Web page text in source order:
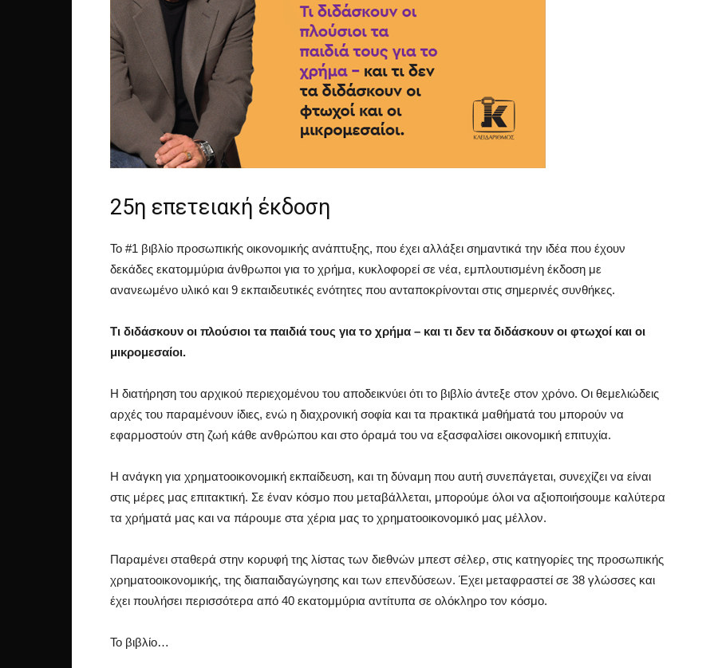
25η επετειακή έκδοση
Το #1 βιβλίο προσωπικής οικονομικής ανάπτυξης, που έχει αλλάξει σημαντικά την ιδέα που έχουν
δεκάδες εκατομμύρια άνθρωποι για το χρήμα, κυκλοφορεί σε νέα, εμπλουτισμένη έκδοση με
ανανεωμένο υλικό και 9 εκπαιδευτικές ενότητες που ανταποκρίνονται στις σημερινές συνθήκες.
Τι διδάσκουν οι πλούσιοι τα παιδιά τους για το χρήμα – και τι δεν τα διδάσκουν οι φτωχοί και οι
μικρομεσαίοι.
Η διατήρηση του αρχικού περιεχομένου του αποδεικνύει ότι το βιβλίο άντεξε στον χρόνο. Οι θεμελιώδεις
αρχές του παραμένουν ίδιες, ενώ η διαχρονική σοφία και τα πρακτικά μαθήματά του μπορούν να
εφαρμοστούν στη ζωή κάθε ανθρώπου και στο όραμά του να εξασφαλίσει οικονομική επιτυχία.
Η ανάγκη για χρηματοοικονομική εκπαίδευση, και τη δύναμη που αυτή συνεπάγεται, συνεχίζει να είναι
στις μέρες μας επιτακτική. Σε έναν κόσμο που μεταβάλλεται, μπορούμε όλοι να αξιοποιήσουμε καλύτερα
τα χρήματά μας και να πάρουμε στα χέρια μας το χρηματοοικονομικό μας μέλλον.
Παραμένει σταθερά στην κορυφή της λίστας των διεθνών μπεστ σέλερ, στις κατηγορίες της προσωπικής
χρηματοοικονομικής, της διαπαιδαγώγησης και των επενδύσεων. Έχει μεταφραστεί σε 38 γλώσσες και
έχει πουλήσει περισσότερα από 40 εκατομμύρια αντίτυπα σε ολόκληρο τον κόσμο.
Το βιβλίο…